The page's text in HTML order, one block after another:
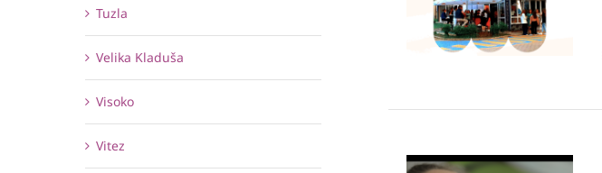
Tuzla
Velika Kladuša
Visoko
Vitez